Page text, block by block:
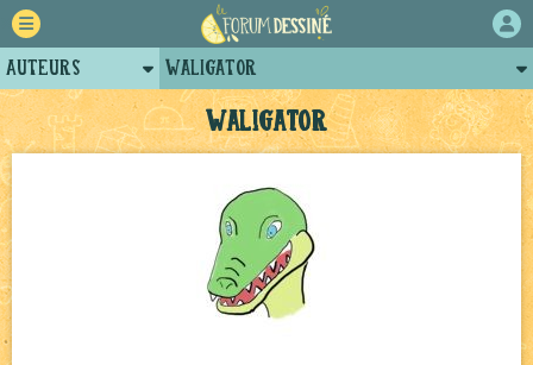
Waligator
Auteurs
Retour
Forum
Projets
Tutoriels
Waligator
Posts de waligator